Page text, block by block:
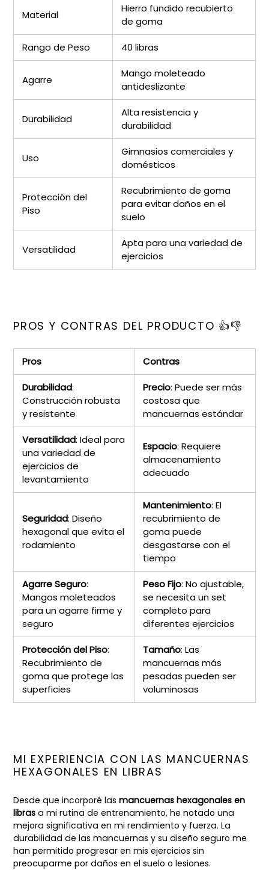
Material
Hierro fundido recubierto
de goma
Rango de Peso 40 libras
Agarre
Mango moleteado
antideslizante
Durabilidad
Alta resistencia y
durabilidad
Uso
Gimnasios comerciales y
domésticos
Protección del
Piso
Recubrimiento de goma
para evitar daños en el
suelo
Versatilidad
Apta para una variedad de
ejercicios
PROS Y CONTRAS DEL PRODUCTO 👍👎
Pros Contras
Durabilidad:
Construcción robusta
y resistente
Precio: Puede ser más
costosa que
mancuernas estándar
Versatilidad: Ideal para
una variedad de
ejercicios de
levantamiento
Espacio: Requiere
almacenamiento
adecuado
Seguridad: Diseño
hexagonal que evita el
rodamiento
Mantenimiento: El
recubrimiento de
goma puede
desgastarse con el
tiempo
Agarre Seguro:
Mangos moleteados
para un agarre firme y
seguro
Peso Fijo: No ajustable,
se necesita un set
completo para
diferentes ejercicios
Protección del Piso:
Recubrimiento de
goma que protege las
superficies
Tamaño: Las
mancuernas más
pesadas pueden ser
voluminosas
MI EXPERIENCIA CON LAS MANCUERNAS
HEXAGONALES EN LIBRAS
Desde que incorporé las mancuernas hexagonales en
libras a mi rutina de entrenamiento, he notado una
mejora significativa en mi rendimiento y fuerza. La
durabilidad de las mancuernas y su diseño seguro me
han permitido progresar en mis ejercicios sin
preocuparme por daños en el suelo o lesiones.